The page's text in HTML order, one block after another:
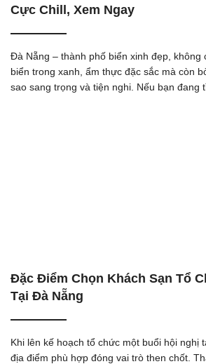
Cực Chill, Xem Ngay
Đà Nẵng – thành phố biển xinh đẹp, không
biển trong xanh, ẩm thực đặc sắc mà còn
sao sang trọng và tiện nghi. Nếu bạn đang
Đặc Điểm Chọn Khách Sạn Tổ
Tại Đà Nẵng
Khi lên kế hoạch tổ chức một buổi hội nghị
địa điểm phù hợp đóng vai trò then chốt.